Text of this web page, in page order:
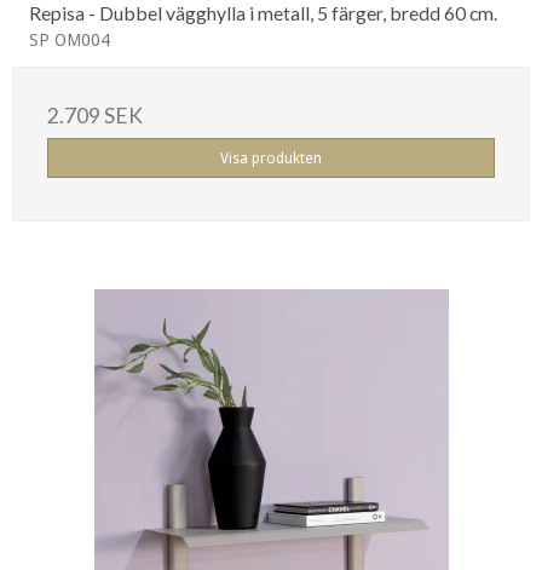
Repisa - Dubbel vägghylla i metall, 5 färger, bredd 60 cm.
SP OM004
2.709 SEK
Visa produkten